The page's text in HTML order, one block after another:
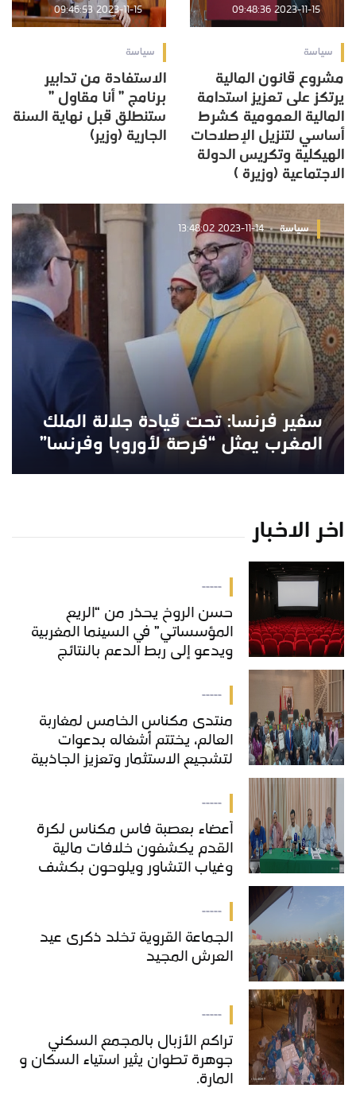
2023-11-15 09:48:36
سياسة
مشروع قانون المالية
يرتكز على تعزيز استدامة
المالية العمومية كشرط
أساسي لتنزيل الإصلاحات
الهيكلية وتكريس الدولة
الاجتماعية (وزيرة )
2023-11-15 09:46:53
سياسة
الاستفادة من تدابير
برنامج ” أنا مقاول ”
ستنطلق قبل نهاية السنة
الجارية (وزير)
سياسة 2023-11-14 13:48:02
سفير فرنسا: تحت قيادة جلالة الملك
المغرب يمثل “فرصة لأوروبا وفرنسا”
اخر الاخبار
-----
حسن الروخ يحذر من “الريع
المؤسساتي” في السينما المغربية
ويدعو إلى ربط الدعم بالنتائج
-----
منتدى مكناس الخامس لمغاربة
العالم، يختتم أشغاله بدعوات
لتشجيع الاستثمار وتعزيز الجاذبية
-----
أعضاء بعصبة فاس مكناس لكرة
القدم يكشفون خلافات مالية
وغياب التشاور ويلوحون بكشف
-----
الجماعة القروية تخلد ذكرى عيد
العرش المجيد
-----
تراكم الأزبال بالمجمع السكني
جوهرة تطوان يثير استياء السكان و
المارة.